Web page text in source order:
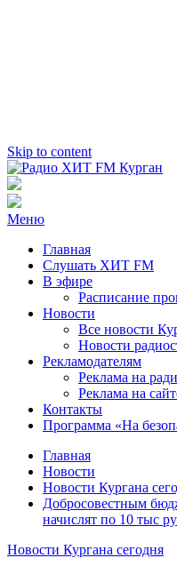
Skip to content
Радио ХИТ FM Курган
103.2 FM
Меню
Главная
Слушать ХИТ FM
В эфире
Расписание
Новости
Все новости
Новости
Рекламодателям
Реклама на
Реклама на
Контакты
Программа «На
Главная
Новости
Новости Кургана
Добросовестным
начислят по 10 тыс
Новости Кургана сегодня